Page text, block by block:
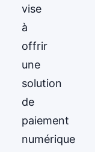
vise
à
offrir
une
solution
de
paiement
numérique